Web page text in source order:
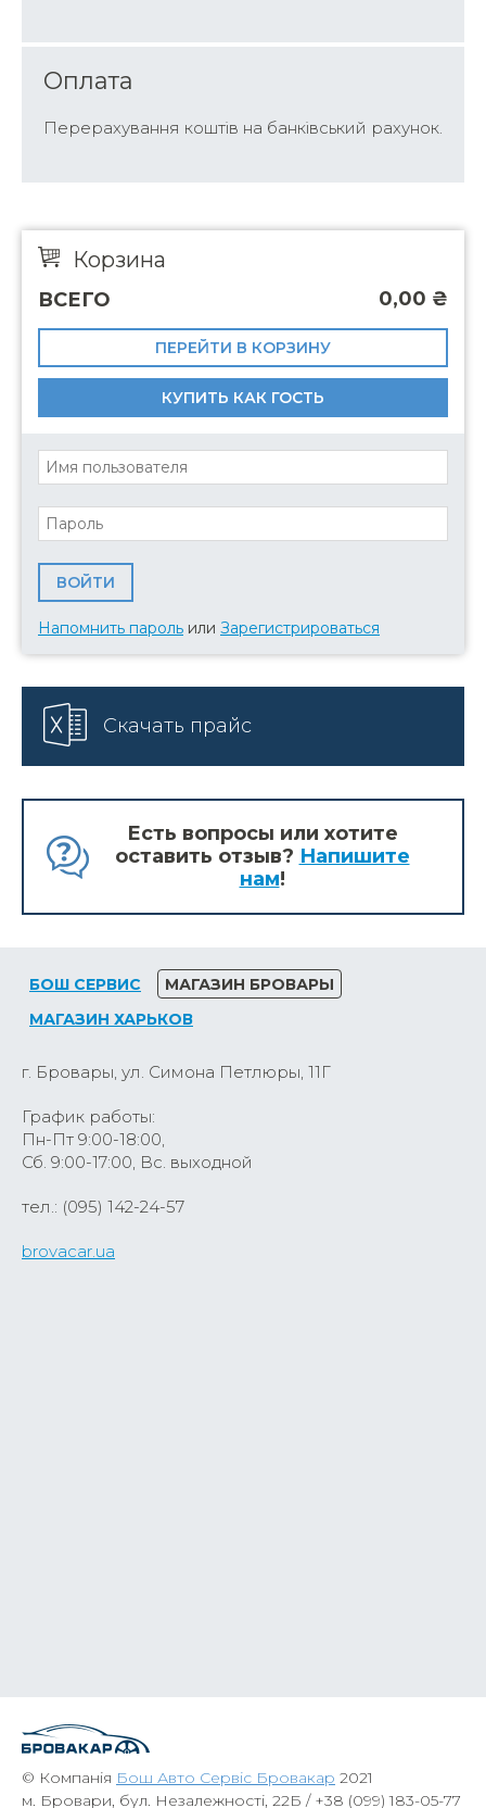
Оплата
Перерахування коштів на банківський рахунок.
Корзина
ВСЕГО 0,00 ₴
ПЕРЕЙТИ В КОРЗИНУ
КУПИТЬ КАК ГОСТЬ
Напомнить пароль или Зарегистрироваться
Скачать прайс
Есть вопросы или хотите
оставить отзыв? Напишите
нам!
БОШ СЕРВИС
МАГАЗИН БРОВАРЫ
МАГАЗИН ХАРЬКОВ
г. Бровары, ул. Симона Петлюры, 11Г
График работы:
Пн-Пт 9:00-18:00,
Сб. 9:00-17:00, Вс. выходной
тел.: (095) 142-24-57
brovacar.ua
© Компанія Бош Авто Сервіс Бровакар 2021
м. Бровари, бул. Незалежності, 22Б /+38 (099) 183-05-77